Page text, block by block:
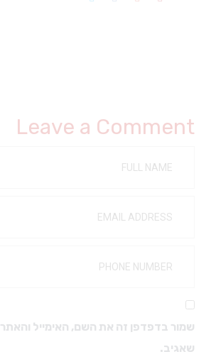
Leave a Comment
שמור בדפדפן זה את השם, האימייל
שאגיב.